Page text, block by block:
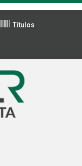
Títulos